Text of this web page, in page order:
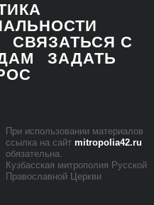
СВЯЗАТЬСЯ С
ЗАДАТЬ
При ис­поль­зо­ва­нии ма­те­ри­а­лов
ссыл­ка на сайт mitropolia42.ru
обя­за­тель­на.
Куз­бас­ская мит­ро­по­лия Рус­ской
Пра­во­слав­ной Церк­ви